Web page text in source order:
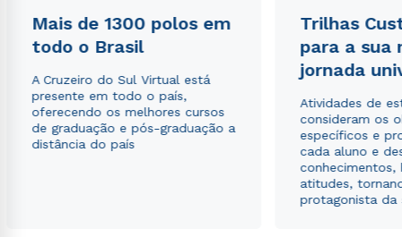
Mais de 1300 polos em
todo o Brasil
A Cruzeiro do Sul Virtual está
presente em todo o país,
oferecendo os melhores cursos
de graduação e pós-graduação a
distância do país
Trilhas
para a sua
jornada
Atividades de
consideram os
específicos e
cada aluno e
conhecimentos,
atitudes,
protagonista da